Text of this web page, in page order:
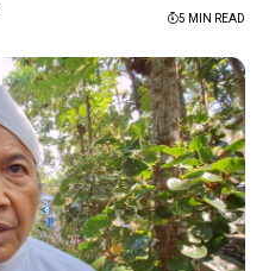
5 MIN READ